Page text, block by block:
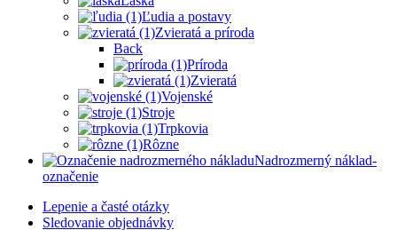
Ľudia a postavy
Zvieratá a príroda
Back
Príroda
Zvieratá
Vojenské
Stroje
Trpkovia
Rôzne
Nadrozmerný náklad-
označenie
Lepenie a časté otázky
Sledovanie objednávky